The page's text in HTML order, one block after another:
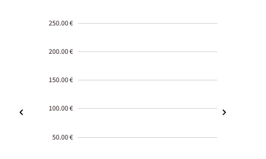
250.00 €
200.00 €
150.00 €
100.00 €
50.00 €